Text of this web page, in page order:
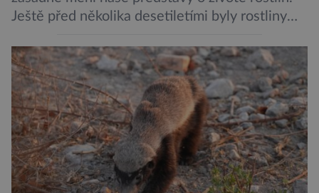
Ještě před několika desetiletími byly rostliny
pouze reagují na změny prostředí. Moderní
výzkum však ukazuje, že skutečnost je mnohem
zajímavější. Rostliny totiž dokážou své okolí
vnímat prostřednictvím mechanických podnětů
a samy také vydávají zvuky […]